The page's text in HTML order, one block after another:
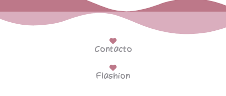
Contacto
Flashion